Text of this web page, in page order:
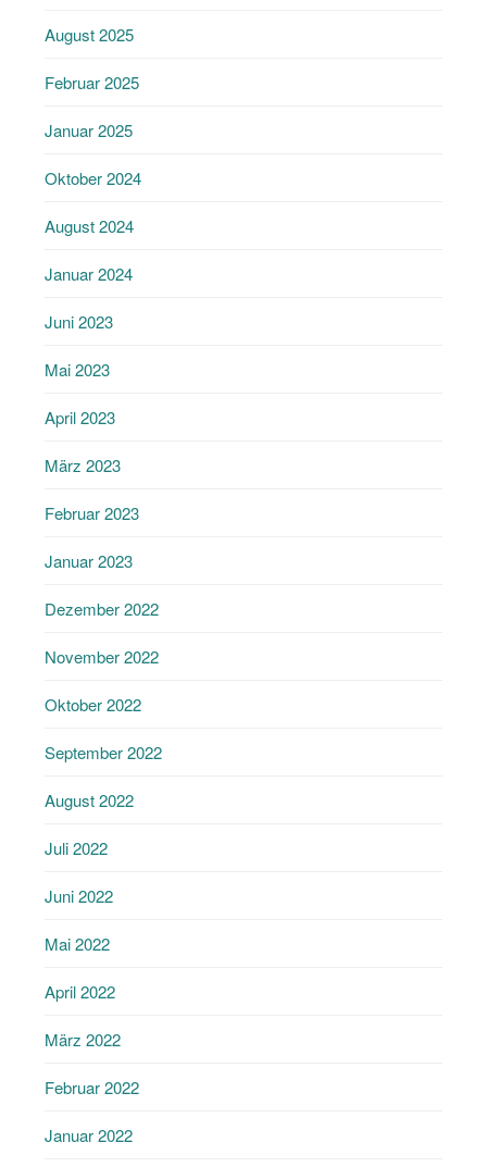
August 2025
Februar 2025
Januar 2025
Oktober 2024
August 2024
Januar 2024
Juni 2023
Mai 2023
April 2023
März 2023
Februar 2023
Januar 2023
Dezember 2022
November 2022
Oktober 2022
September 2022
August 2022
Juli 2022
Juni 2022
Mai 2022
April 2022
März 2022
Februar 2022
Januar 2022